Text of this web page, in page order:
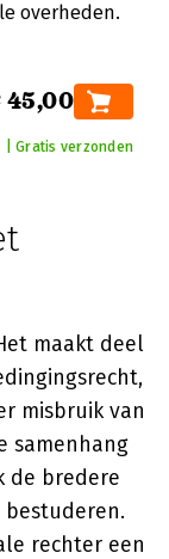
overheden.
45,00
| Gratis verzonden
maakt deel
misbruik van
samenhang
de bredere
rechter een